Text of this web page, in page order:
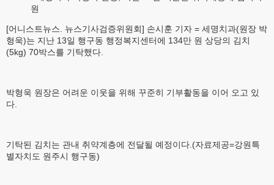
원
[어니스트뉴스. 뉴스기사검증위원회] 손시훈 기자 = 세명치과(원장 박
형욱)는 지난 13일 행구동 행정복지센터에 134만 원 상당의 김치
(5kg) 70박스를 기탁했다.
박형욱 원장은 어려운 이웃을 위해 꾸준히 기부활동을 이어 오고 있
다.
기탁된 김치는 관내 취약계층에 전달될 예정이다.(자료제공=강원특
별자치도 원주시 행구동)